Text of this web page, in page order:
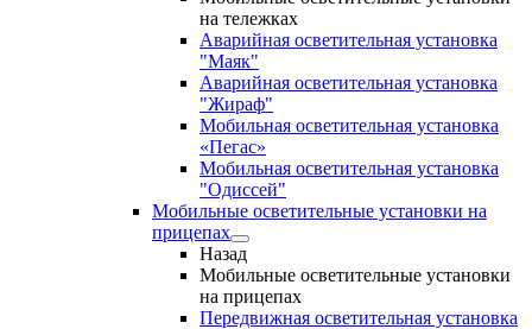
на тележках
Аварийная осветительная установка
"Маяк"
Аварийная осветительная установка
"Жираф"
Мобильная осветительная установка
«Пегас»
Мобильная осветительная установка
"Одиссей"
Мобильные осветительные установки на
прицепах
Назад
Мобильные осветительные установки
на прицепах
Передвижная осветительная установка